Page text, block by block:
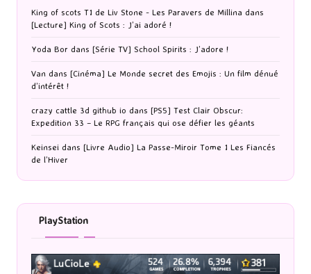
King of scots T1 de Liv Stone - Les Paravers de Millina dans
[Lecture] King of Scots : J’ai adoré !
Yoda Bor dans [Série TV] School Spirits : J’adore !
Van dans [Cinéma] Le Monde secret des Emojis : Un film dénué
d’intérêt !
crazy cattle 3d github io dans [PS5] Test Clair Obscur:
Expedition 33 – Le RPG français qui ose défier les géants
Keinsei dans [Livre Audio] La Passe-Miroir Tome 1 Les Fiancés
de l’Hiver
PlayStation